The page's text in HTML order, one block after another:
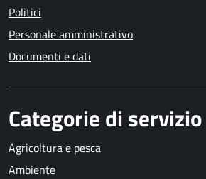
Politici
Personale amministrativo
Documenti e dati
Categorie di servizio
Agricoltura e pesca
Ambiente